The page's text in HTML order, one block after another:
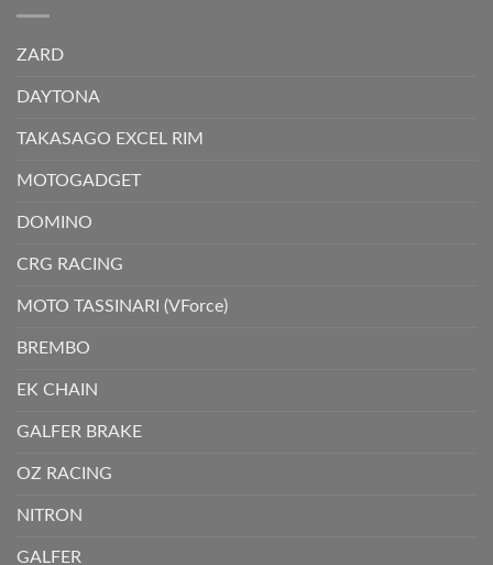
ZARD
DAYTONA
TAKASAGO EXCEL RIM
MOTOGADGET
DOMINO
CRG RACING
MOTO TASSINARI (VForce)
BREMBO
EK CHAIN
GALFER BRAKE
OZ RACING
NITRON
GALFER